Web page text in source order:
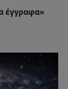
έγγραφα»